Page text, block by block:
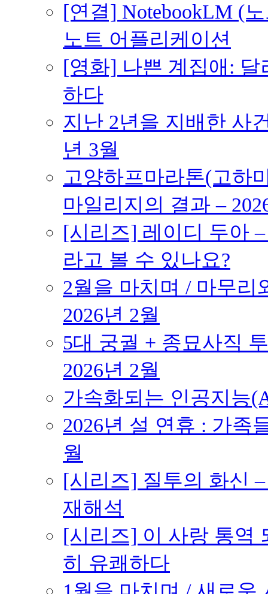
[연결] NotebookLM (
노트 어플리케이션
[영화] 나쁜 계집애:
하다
지난 2년을 지배한 사
년 3월
고양하프마라톤(고하
마일리지의 결과 –
[시리즈] 레이디 두아
라고 볼 수 있나요?
2월을 마치며 / 마무리
2026년 2월
5대 궁궐 + 종묘사직
2026년 2월
가속화되는 인공지능
2026년 설 연휴 : 가족
월
[시리즈] 질투의 화신
재해석
[시리즈] 이 사랑 통역
히 유쾌하다